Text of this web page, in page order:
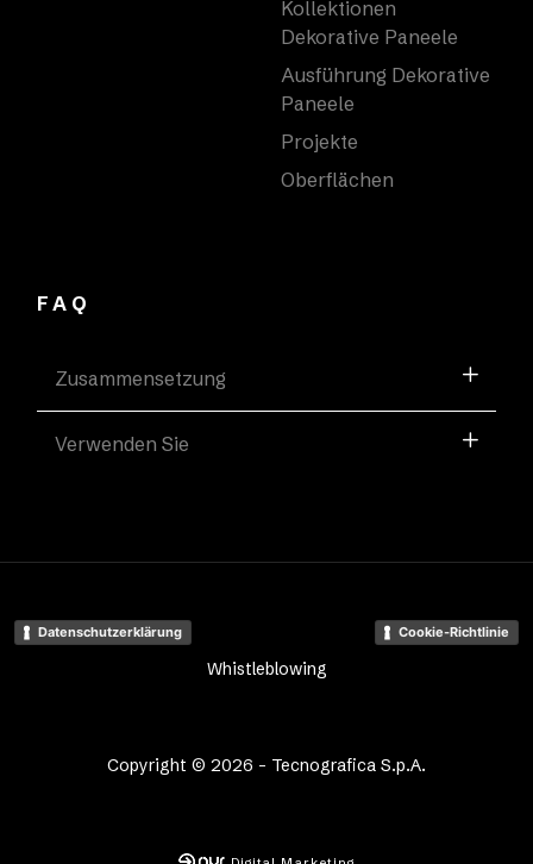
Kollektionen
Dekorative Paneele
Ausführung Dekorative
Paneele
Projekte
Oberflächen
FAQ
Zusammensetzung
Verwenden Sie
Copyright © 2026 - Tecnografica S.p.A.
Datenschutzerklärung Cookie-Richtlinie
Whistleblowing